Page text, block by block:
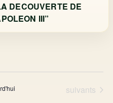
DECOUVERTE DE
III”
Évènements
suivants